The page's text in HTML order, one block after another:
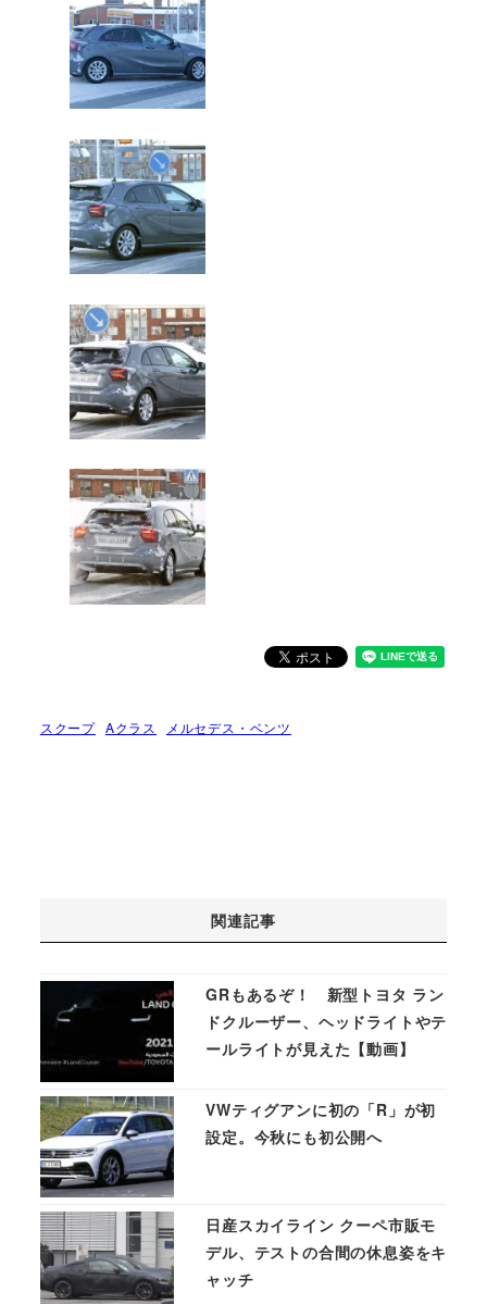
スクープ Aクラス メルセデス・ベンツ
関連記事
GRもあるぞ！ 新型トヨタ ラン
ドクルーザー、ヘッドライトやテ
ールライトが見えた【動画】
VWティグアンに初の「R」が初
設定。今秋にも初公開へ
日産スカイライン クーペ市販モ
デル、テストの合間の休息姿をキ
ャッチ